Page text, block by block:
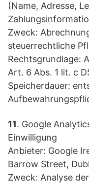
(Name, Adresse,
Zweck:
steuerrechtliche
Rechtsgrundlage:
Art. 6 Abs. 1 lit. c
Speicherdauer:
11. Google
Einwilligung
Anbieter: Google
Barrow Street,
Zweck: Analyse